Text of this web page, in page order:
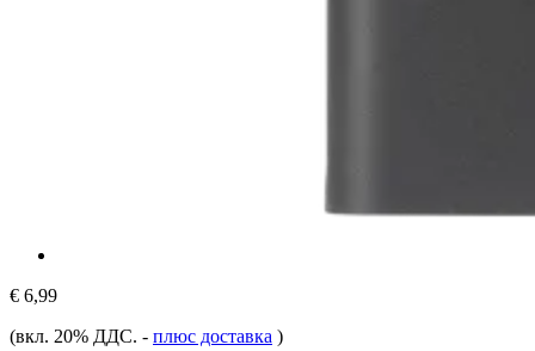
€ 6,99
(вкл. 20% ДДС. - плюс доставка )